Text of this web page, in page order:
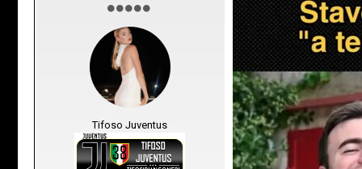
Tifoso Juventus